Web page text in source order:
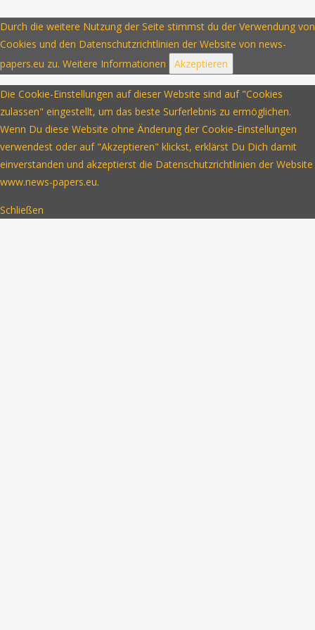
Durch die weitere Nutzung der Seite stimmst du der Verwendung von
Cookies und den Datenschutzrichtlinien der Website von news-
papers.eu zu. Weitere Informationen Akzeptieren
Die Cookie-Einstellungen auf dieser Website sind auf "Cookies
zulassen" eingestellt, um das beste Surferlebnis zu ermöglichen.
Wenn Du diese Website ohne Änderung der Cookie-Einstellungen
verwendest oder auf "Akzeptieren" klickst, erklärst Du Dich damit
einverstanden und akzeptierst die Datenschutzrichtlinien der Website
www.news-papers.eu.
Schließen